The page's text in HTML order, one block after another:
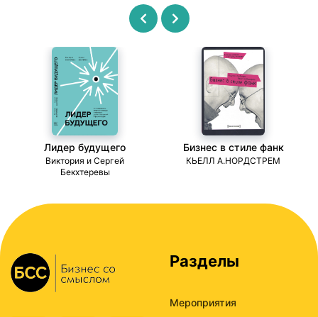
Лидер будущего
Виктория и Сергей
Бекхтеревы
Бизнес в стиле фанк
КЬЕЛЛ А.НОРДСТРЕМ
Разделы
Мероприятия